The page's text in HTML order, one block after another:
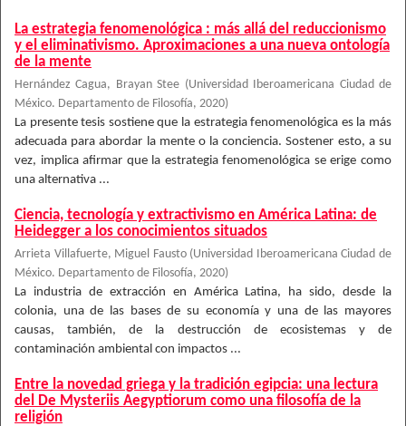
La estrategia fenomenológica : más allá del reduccionismo
y el eliminativismo. Aproximaciones a una nueva ontología
de la mente
Hernández Cagua, Brayan Stee (Universidad Iberoamericana Ciudad de
México. Departamento de Filosofía, 2020)
La presente tesis sostiene que la estrategia fenomenológica es la más
adecuada para abordar la mente o la conciencia. Sostener esto, a su
vez, implica afirmar que la estrategia fenomenológica se erige como
una alternativa ...
Ciencia, tecnología y extractivismo en América Latina: de
Heidegger a los conocimientos situados
Arrieta Villafuerte, Miguel Fausto (Universidad Iberoamericana Ciudad de
México. Departamento de Filosofía, 2020)
La industria de extracción en América Latina, ha sido, desde la
colonia, una de las bases de su economía y una de las mayores
causas, también, de la destrucción de ecosistemas y de
contaminación ambiental con impactos ...
Entre la novedad griega y la tradición egipcia: una lectura
del De Mysteriis Aegyptiorum como una filosofía de la
religión